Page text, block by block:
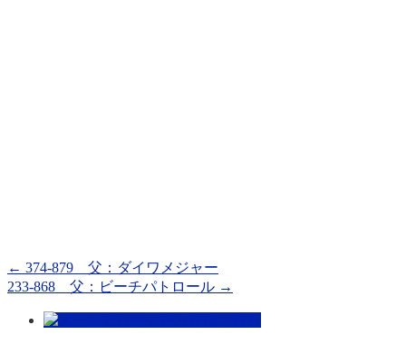
← 374-879 父：ダイワメジャー
233-868 父：ビーチパトロール →